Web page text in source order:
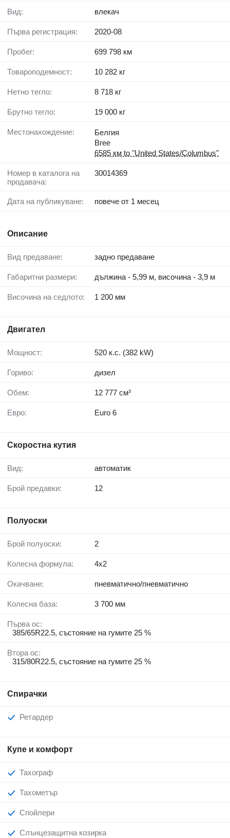
Вид: влекач
Първа регистрация: 2020-08
Пробег: 699 798 км
Товароподемност: 10 282 кг
Нетно тегло: 8 718 кг
Брутно тегло: 19 000 кг
Местонахождение:
Белгия
Bree
6585 км to "United States/Columbus"
Номер в каталога на
продавача:
30014369
Дата на публикуване: повече от 1 месец
Описание
Вид предаване: задно предаване
Габаритни размери: дължина - 5,99 м, височина - 3,9 м
Височина на седлото: 1 200 мм
Двигател
Мощност: 520 к.с. (382 kW)
Гориво: дизел
Обем: 12 777 см³
Евро: Euro 6
Скоростна кутия
Вид: автоматик
Брой предавки: 12
Полуоски
Брой полуоски: 2
Колесна формула: 4x2
Окачване: пневматично/пневматично
Колесна база: 3 700 мм
Първа ос:
385/65R22.5, състояние на гумите 25 %
Втора ос:
315/80R22.5, състояние на гумите 25 %
Спирачки
Ретардер
Купе и комфорт
Тахограф
Тахометър
Спойлери
Слънцезащитна козирка